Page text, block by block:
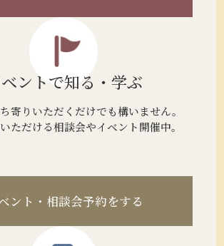
ントで知る・学ぶ
寄りいただくだけでも構いません。
ただける相談会やイベント開催中。
ント・相談会予約をする